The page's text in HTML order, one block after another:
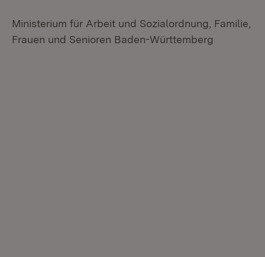
Ministerium für Arbeit und Sozialordnung, Familie,
Frauen und Senioren Baden-Württemberg